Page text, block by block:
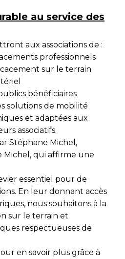
au service des
aux associations de :
professionnels
sur le terrain
bénéficiaires
solutions de mobilité
et adaptées aux
associatifs.
Stéphane Michel ,
qui affirme une
essentiel pour de
En leur donnant accès
nous souhaitons à la
sur le terrain et
respectueuses de
en savoir plus grâce à